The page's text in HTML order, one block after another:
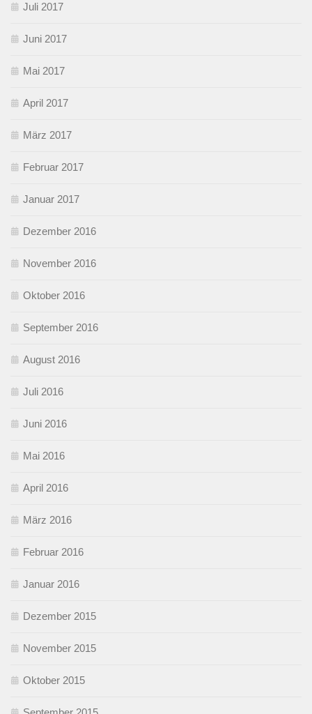
Juli 2017
Juni 2017
Mai 2017
April 2017
März 2017
Februar 2017
Januar 2017
Dezember 2016
November 2016
Oktober 2016
September 2016
August 2016
Juli 2016
Juni 2016
Mai 2016
April 2016
März 2016
Februar 2016
Januar 2016
Dezember 2015
November 2015
Oktober 2015